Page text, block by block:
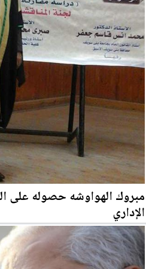
مبروك الهواوشه حصوله على
الإداري